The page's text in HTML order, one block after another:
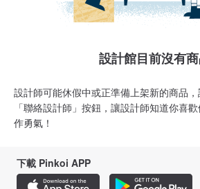
設計館目前沒有
設計師可能休假中或正準備上架新的商品
「聯絡設計師」按鈕，讓設計師知道你喜
作勇氣！
下載 Pinkoi APP